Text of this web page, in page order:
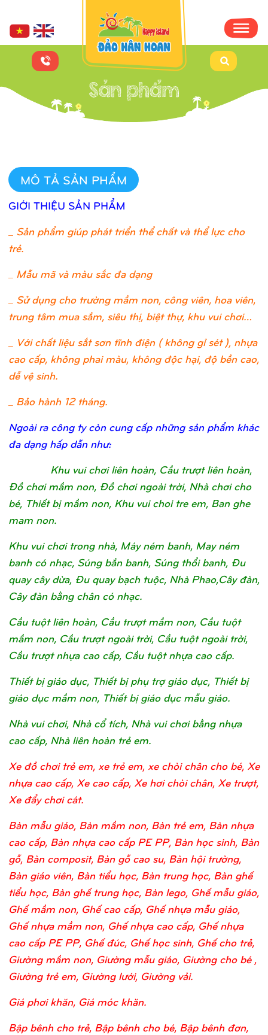
MÔ TẢ SẢN PHẨM
GIỚI THIỆU SẢN PHẨM
Sản phẩm giúp phát triển thể chất và thể lực cho
trẻ.
_ Mẫu mã và màu sắc đa dạng
_ Sử dụng cho trường mầm non, công viên, hoa viên,
trung tâm mua sắm, siêu thị, biệt thự, khu vui chơi…
_ Với chất liệu sắt sơn tĩnh điện ( không gỉ sét ), nhựa
cao cấp, không phai màu, không độc hại, độ bền cao,
dễ vệ sinh.
_ Bảo hành 12 tháng.
Ngoài ra công ty còn cung cấp những sản phẩm khác
đa dạng hấp dẫn như:
Khu vui chơi liên hoàn, Cầu trượt liên hoàn,
Đồ chơi mầm non, Đồ chơi ngoài trời, Nhà chơi cho
bé, Thiết bị mầm non, Khu vui choi tre em, Ban ghe
mam non.
Khu vui chơi trong nhà, Máy ném banh, May ném
banh có nhạc, Súng bắn banh, Súng thổi banh, Đu
quay cây dừa, Đu quay bạch tuộc, Nhà Phao,Cây đàn,
Cây đàn bằng chân có nhạc.
Cầu tuột liên hoàn, Cầu trượt mầm non, Cầu tuột
mầm non, Cầu trượt ngoài trời, Cầu tuột ngoài trời,
Cầu trượt nhựa cao cấp, Cầu tuột nhựa cao cấp.
Thiết bị giáo dục, Thiết bị phụ trợ giáo dục, Thiết bị
giáo dục mầm non, Thiết bị giáo dục mẫu giáo.
Nhà vui chơi, Nhà cổ tích, Nhà vui chơi bằng nhựa
cao cấp, Nhà liên hoàn trẻ em.
Xe đồ chơi trẻ em, xe trẻ em, xe chòi chân cho bé, Xe
nhựa cao cấp, Xe cao cấp, Xe hơi chòi chân, Xe trượt,
Xe đẩy chơi cát.
Bàn mẫu giáo, Bàn mầm non, Bàn trẻ em, Bàn nhựa
cao cấp, Bàn nhựa cao cấp PE PP, Bàn học sinh, Bàn
gỗ, Bàn composit, Bàn gỗ cao su, Bàn hội trường,
Bàn giáo viên, Bàn tiểu học, Bàn trung học, Bàn ghế
tiểu học, Bàn ghế trung học, Bàn lego, Ghế mẫu giáo,
Ghế mầm non, Ghế cao cấp, Ghế nhựa mẫu giáo,
Ghế nhựa mầm non, Ghế nhựa cao cấp, Ghế nhựa
cao cấp PE PP, Ghế đúc, Ghế học sinh, Ghế cho trẻ,
Giường mầm non, Giường mẫu giáo, Giường cho bé ,
Giường trẻ em, Giường lưới, Giường vải.
Giá phơi khăn, Giá móc khăn.
Bập bênh cho trẻ, Bập bênh cho bé, Bập bênh đơn,